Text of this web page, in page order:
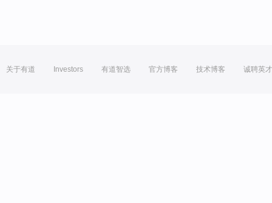
关于有道 Investors 有道智选 官方博客 技术博客 诚聘英才